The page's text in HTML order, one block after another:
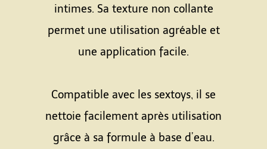
intimes. Sa texture non collante
permet une utilisation agréable et
une application facile.
Compatible avec les sextoys, il se
nettoie facilement après utilisation
grâce à sa formule à base d’eau.